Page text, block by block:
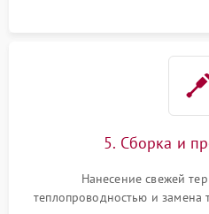
5. Сборка и
Нанесение свежей
теплопроводностью и замена